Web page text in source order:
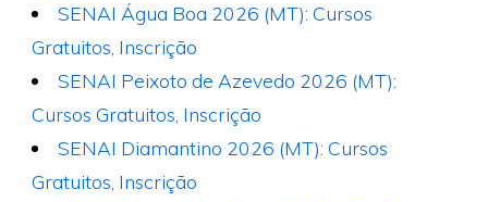
SENAI Água Boa 2026 (MT): Cursos
Gratuitos, Inscrição
SENAI Peixoto de Azevedo 2026 (MT):
Cursos Gratuitos, Inscrição
SENAI Diamantino 2026 (MT): Cursos
Gratuitos, Inscrição